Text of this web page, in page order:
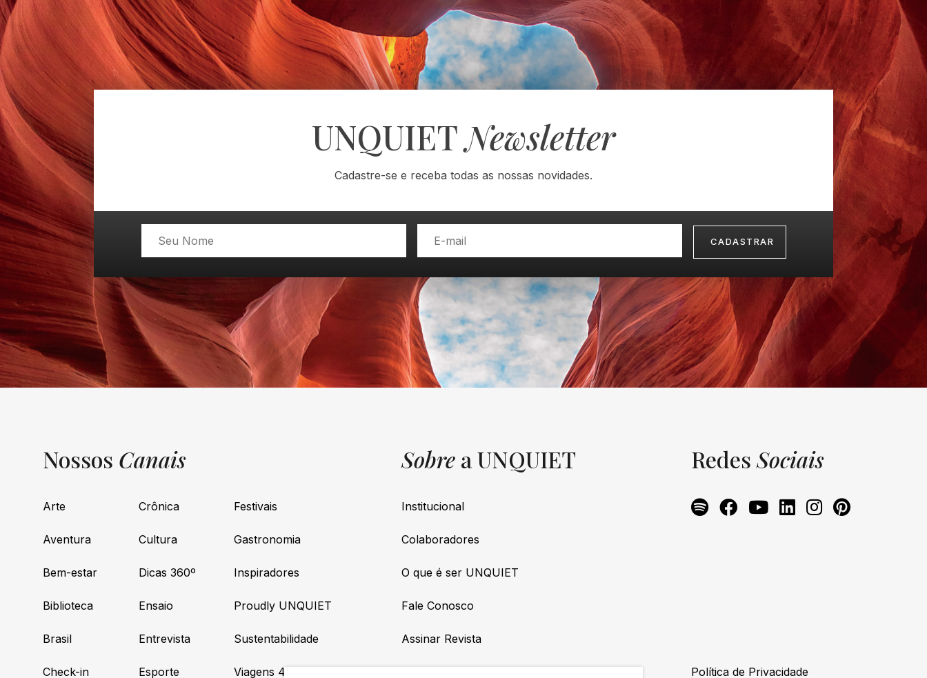
UNQUIETNewsletter
Cadastre-se e receba todas as nossas novidades.
Nossos Canais
Arte
Aventura
Bem-estar
Biblioteca
Brasil
Check-in
Crônica
Cultura
Dicas 360º
Ensaio
Entrevista
Esporte
Festivais
Gastronomia
Inspiradores
Proudly UNQUIET
Sustentabilidade
Viagens 4×4
Sobre a UNQUIET
Institucional
Colaboradores
O que é ser UNQUIET
Fale Conosco
Assinar Revista
RedesSociais
Política de Privacidade